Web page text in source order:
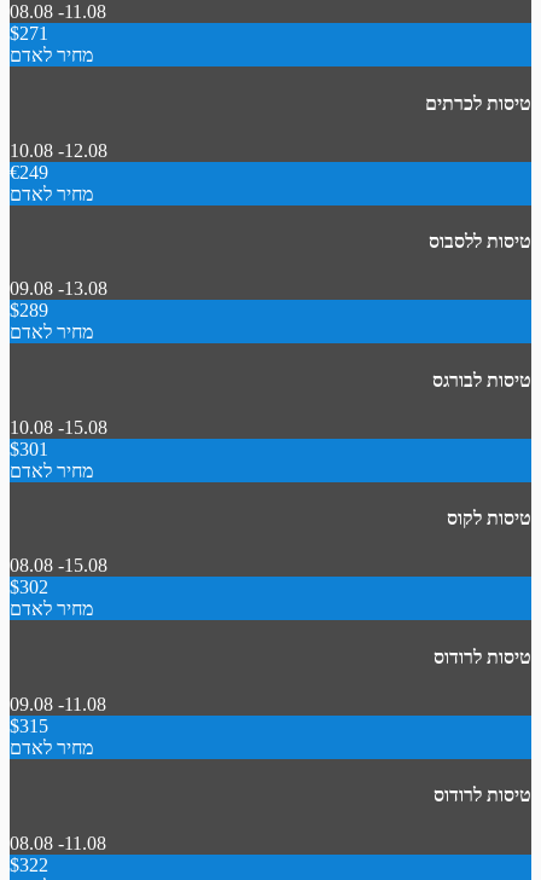
08.08 -11.08
$271
מחיר לאדם
טיסות לכרתים
10.08 -12.08
€249
מחיר לאדם
טיסות ללסבוס
09.08 -13.08
$289
מחיר לאדם
טיסות לבורגס
10.08 -15.08
$301
מחיר לאדם
טיסות לקוס
08.08 -15.08
$302
מחיר לאדם
טיסות לרודוס
09.08 -11.08
$315
מחיר לאדם
טיסות לרודוס
08.08 -11.08
$322